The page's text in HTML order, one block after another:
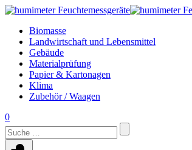
Springe
Inhalt
Biomasse
Landwirtschaft und Lebensmittel
Gebäude
Materialprüfung
Papier & Kartonagen
Klima
Zubehör / Waagen
0
Suchen
nach: